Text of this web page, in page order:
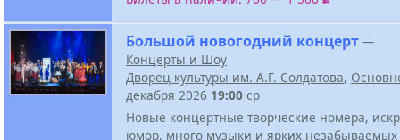
Большой новогодний концерт —
Концерты и Шоу
Дворец культуры им. А.Г. Солдатова,
декабря 2026 19:00 ср
Новые концертные творческие номера,
юмор, много музыки и ярких незабываемых